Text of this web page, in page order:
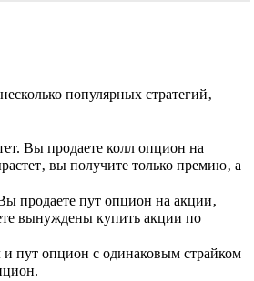
популярных стратегий‚
Вы продаете колл опцион на
вы получите только премию‚ а
продаете пут опцион на акции‚
вынуждены купить акции по
и пут опцион с одинаковым страйком